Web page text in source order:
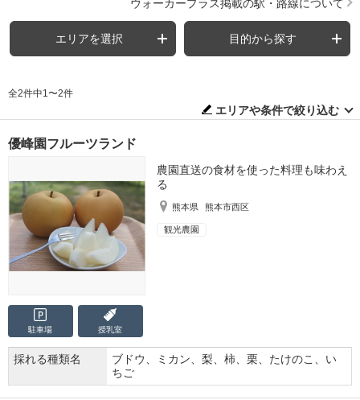
ウォーカープラス掲載の駅・路線について
エリアを選択 目的から探す
全2件中1〜2件
エリアや条件で絞り込む
優峰園フルーツランド
農園直送の食材を使った料理も味わえ
る
熊本県 熊本市西区
観光農園
駐車場 授乳室
採れる種類名
ブドウ、ミカン、梨、柿、栗、たけのこ、い
ちご